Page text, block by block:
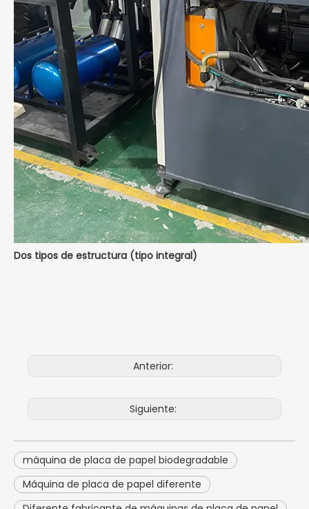
Dos tipos de estructura (tipo integral)
Anterior:
Siguiente:
máquina de placa de papel biodegradable
Máquina de placa de papel diferente